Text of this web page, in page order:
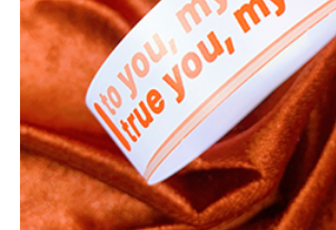
#In Theo Yêu Cầu